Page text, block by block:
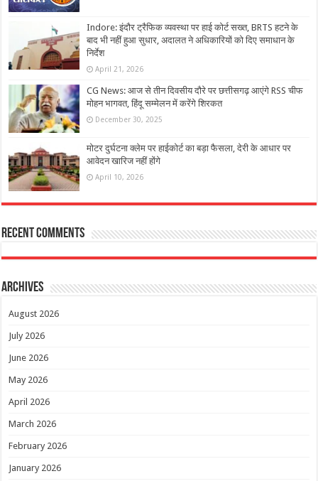
Indore: इंदौर ट्रैफिक व्यवस्था पर हाई कोर्ट सख्त, BRTS हटने के
बाद भी नहीं हुआ सुधार, अदालत ने अधिकारियों को दिए समाधान के
निर्देश
April 21, 2026
CG News: आज से तीन दिवसीय दौरे पर छत्तीसगढ़ आएंगे RSS चीफ
मोहन भागवत, हिंदू सम्मेलन में करेंगे शिरकत
December 30, 2025
मोटर दुर्घटना क्लेम पर हाईकोर्ट का बड़ा फैसला, देरी के आधार पर
आवेदन खारिज नहीं होंगे
April 10, 2026
Recent Comments
Archives
August 2026
July 2026
June 2026
May 2026
April 2026
March 2026
February 2026
January 2026